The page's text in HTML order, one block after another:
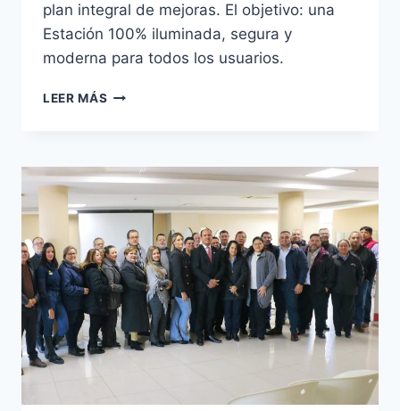
plan integral de mejoras. El objetivo: una
Estación 100% iluminada, segura y
moderna para todos los usuarios.
LEER MÁS AVANZAN
ILUMINACIÓN
EN
LA
ESTACIÓN:
¡CADA
VEZ
MÁS
CERCA
DE
UNA
ESTACIÓN
ILUMINADA!